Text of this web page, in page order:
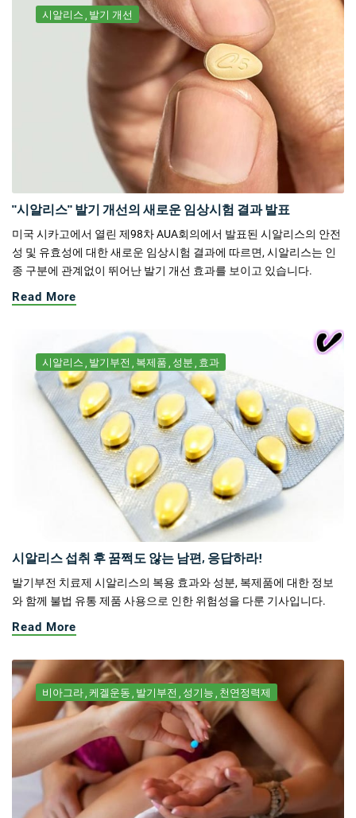
시알리스 발기 개선
"시알리스" 발기 개선의 새로운 임상시험 결과 발표
미국 시카고에서 열린 제98차 AUA회의에서 발표된 시알리스의 안전
성 및 유효성에 대한 새로운 임상시험 결과에 따르면, 시알리스는 인
종 구분에 관계없이 뛰어난 발기 개선 효과를 보이고 있습니다.
Read More
시알리스 발기부전 복제품 성분 효과
시알리스 섭취 후 꿈쩍도 않는 남편, 응답하라!
발기부전 치료제 시알리스의 복용 효과와 성분, 복제품에 대한 정보
와 함께 불법 유통 제품 사용으로 인한 위험성을 다룬 기사입니다.
Read More
비아그라 케겔운동 발기부전 성기능 천연정력제